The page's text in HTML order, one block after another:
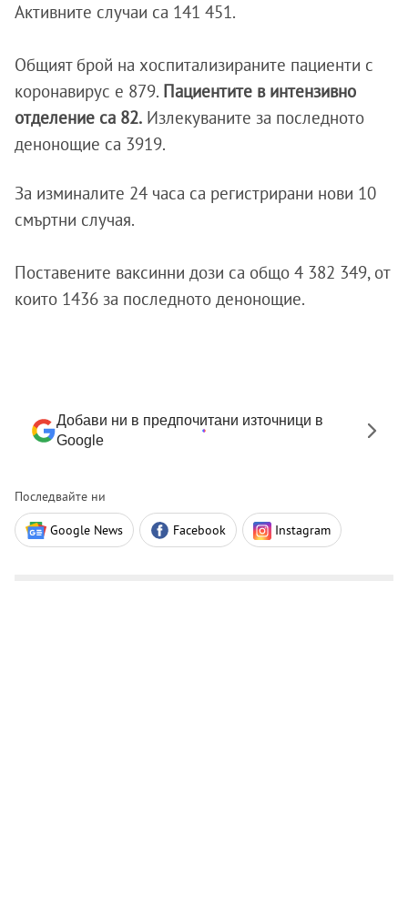
Активните случаи са 141 451.
Общият брой на хоспитализираните пациенти с
коронавирус е 879. Пациентите в интензивно
отделение са 82. Излекуваните за последното
денонощие са 3919.
За изминалите 24 часа са регистрирани нови 10
смъртни случая.
Поставените ваксинни дози са общо 4 382 349, от
които 1436 за последното денонощие.
Добави ни в предпочитани източници в
Google
Последвайте ни
Google News Facebook Instagram